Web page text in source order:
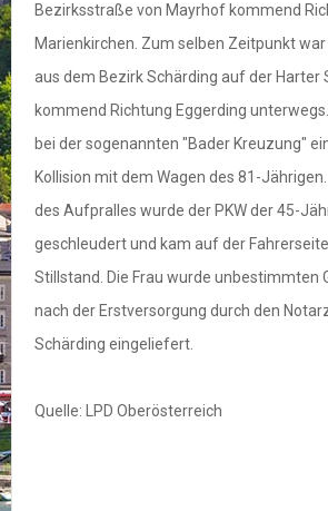
Bezirksstraße von Mayrhof kommend
Marienkirchen. Zum selben Zeitpunkt
aus dem Bezirk Schärding auf der
kommend Richtung Eggerding
bei der sogenannten "Bader Kreuzung"
Kollision mit dem Wagen des 81-
des Aufpralles wurde der PKW der 45-
geschleudert und kam auf der
Stillstand. Die Frau wurde unbestimmten
nach der Erstversorgung durch den
Schärding eingeliefert.
Quelle: LPD Oberösterreich